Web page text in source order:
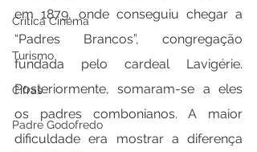
Crítica Cinema
Turismo
Cifras
Padre Godofredo
em 1879, onde conseguiu chegar a
“Padres Brancos”, congregação
fundada pelo cardeal Lavigérie.
Posteriormente, somaram-se a eles
os padres combonianos. A maior
dificuldade era mostrar a diferença